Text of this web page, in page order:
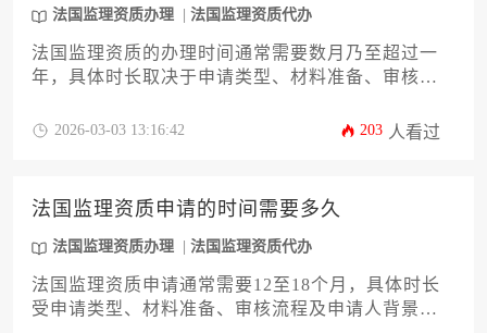
法国监理资质办理 法国监理资质代办
法国监理资质的办理时间通常需要数月乃至超过一
年，具体时长取决于申请类型、材料准备、审核流
理业务的企业或个人而言，提前规划、充分准备并
2026-03-03 13:16:42 203 人看过
法国监理资质申请的时间需要多久
法国监理资质办理 法国监理资质代办
法国监理资质申请通常需要12至18个月，具体时长
受申请类型、材料准备、审核流程及申请人背景等